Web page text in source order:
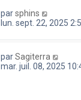
parsphins
lun. sept. 22, 2025
parSagiterra
mar. juil. 08, 2025